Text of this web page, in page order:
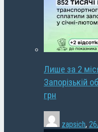
Лише за 2
Запорізькій
грн
zapsich,